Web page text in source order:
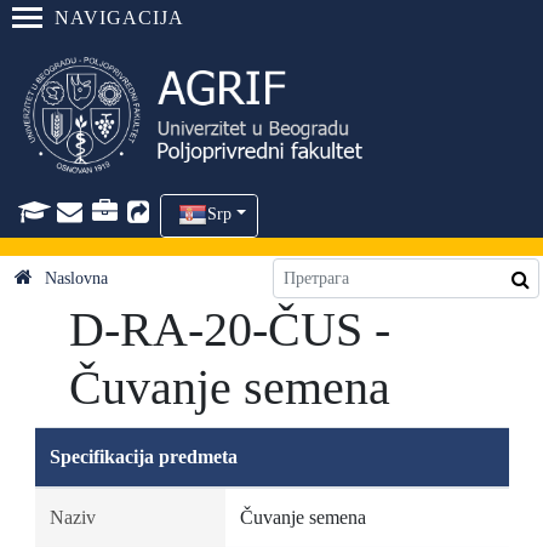
NAVIGACIJA
Srp
Naslovna
D-RA-20-ČUS -
Čuvanje semena
Specifikacija predmeta
Naziv Čuvanje semena